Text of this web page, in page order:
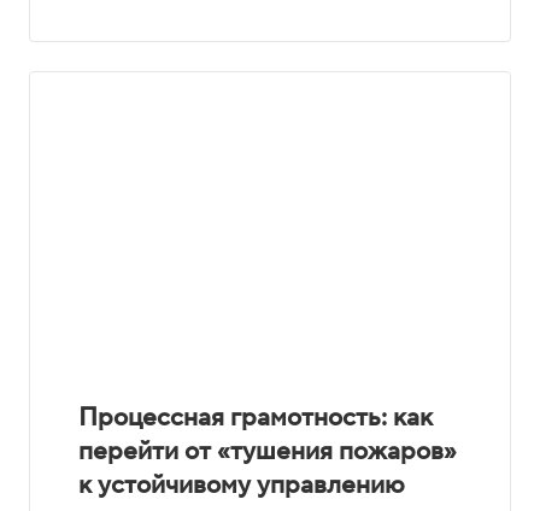
Процессная грамотность: как
перейти от «тушения пожаров»
к устойчивому управлению